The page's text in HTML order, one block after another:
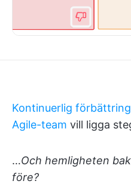
Kontinuerlig förbättring
Agile-team vill ligga
…Och hemligheten
före?